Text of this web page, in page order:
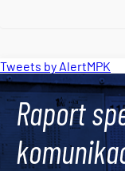
Tweets by AlertMPK
Raport